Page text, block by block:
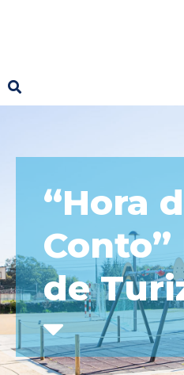
“Hora
Conto”
de